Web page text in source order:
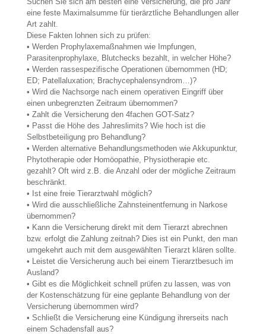
eine feste Maximalsumme für tierärztliche Behandlungen aller
Art zahlt.
Diese Fakten lohnen sich zu prüfen:
• Werden Prophylaxemaßnahmen wie Impfungen,
Parasitenprophylaxe, Blutchecks bezahlt, in welcher Höhe?
• Werden rassespezifische Operationen übernommen (HD;
ED; Patellaluxation; Brachycephalensyndrom…)?
• Wird die Nachsorge nach einem operativen Eingriff über
einen unbegrenzten Zeitraum übernommen?
• Zahlt die Versicherung den 4fachen GOT-Satz?
• Passt die Höhe des Jahreslimits? Wie hoch ist die
Selbstbeteiligung pro Behandlung?
• Werden alternative Behandlungsmethoden wie Akkupunktur,
Phytotherapie oder Homöopathie, Physiotherapie etc.
gezahlt? Oft wird z.B. die Anzahl oder der mögliche Zeitraum
beschränkt.
• Ist eine freie Tierarztwahl möglich?
• Wird die ausschließliche Zahnsteinentfernung in Narkose
übernommen?
• Kann die Versicherung direkt mit dem Tierarzt abrechnen
bzw. erfolgt die Zahlung zeitnah? Dies ist ein Punkt, den man
umgekehrt auch mit dem ausgewählten Tierarzt klären sollte.
• Leistet die Versicherung auch bei einem Tierarztbesuch im
Ausland?
• Gibt es die Möglichkeit schnell prüfen zu lassen, was von
der Kostenschätzung für eine geplante Behandlung von der
Versicherung übernommen wird?
• Schließt die Versicherung eine Kündigung ihrerseits nach
einem Schadensfall aus?